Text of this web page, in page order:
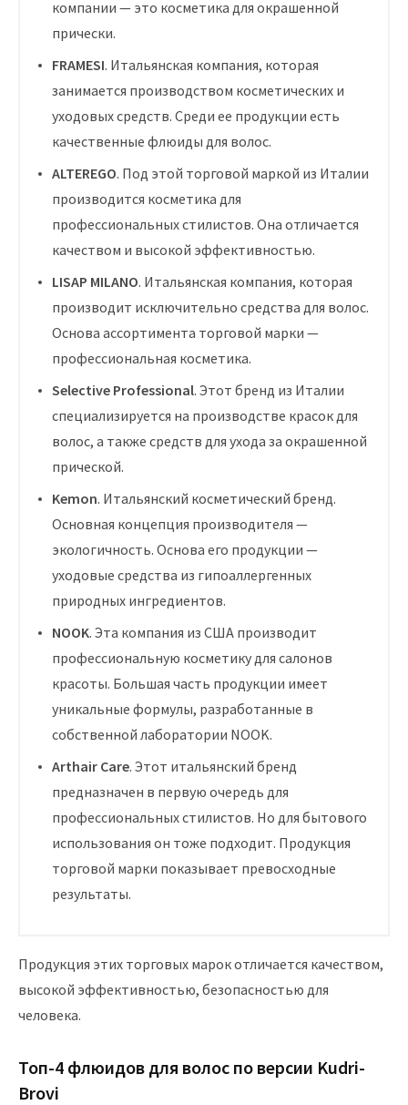
компании — это косметика для окрашенной
прически.
FRAMESI. Итальянская компания, которая
занимается производством косметических и
уходовых средств. Среди ее продукции есть
качественные флюиды для волос.
ALTEREGO. Под этой торговой маркой из Италии
производится косметика для
профессиональных стилистов. Она отличается
качеством и высокой эффективностью.
LISAP MILANO. Итальянская компания, которая
производит исключительно средства для волос.
Основа ассортимента торговой марки —
профессиональная косметика.
Selective Professional. Этот бренд из Италии
специализируется на производстве красок для
волос, а также средств для ухода за окрашенной
прической.
Kemon. Итальянский косметический бренд.
Основная концепция производителя —
экологичность. Основа его продукции —
уходовые средства из гипоаллергенных
природных ингредиентов.
NOOK. Эта компания из США производит
профессиональную косметику для салонов
красоты. Большая часть продукции имеет
уникальные формулы, разработанные в
собственной лаборатории NOOK.
Arthair Care. Этот итальянский бренд
предназначен в первую очередь для
профессиональных стилистов. Но для бытового
использования он тоже подходит. Продукция
торговой марки показывает превосходные
результаты.
Продукция этих торговых марок отличается качеством,
высокой эффективностью, безопасностью для
человека.
Топ-4 флюидов для волос по версии Kudri-
Brovi